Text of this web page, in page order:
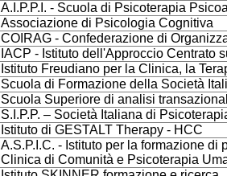
A.I.P.P.I. - Scuola di Psicoterapia
Associazione di Psicologia Cognitiva
COIRAG - Confederazione di
IACP - Istituto dell'Approccio Centrato
Istituto Freudiano per la Clinica, la
Scuola di Formazione della Società
Scuola Superiore di analisi
S.I.P.P. – Società Italiana di
Istituto di GESTALT Therapy - HCC
A.S.P.I.C. - Istituto per la formazione
Clinica di Comunità e Psicoterapia